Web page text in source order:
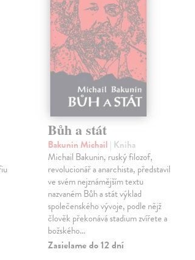
Bůh a stát
Bakunin Michail | Kniha
Michail Bakunin, ruský filozof,
revolucionář a anarchista, představil
ve svém nejznámějším textu
nazvaném Bůh a stát výklad
společenského vývoje, podle nějž
člověk překonává stadium zvířete a
božského…
Zasielame do 12 dní